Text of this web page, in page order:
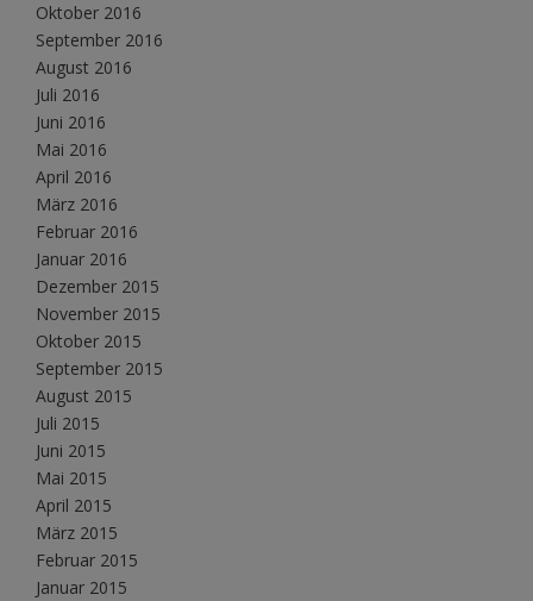
Oktober 2016
September 2016
August 2016
Juli 2016
Juni 2016
Mai 2016
April 2016
März 2016
Februar 2016
Januar 2016
Dezember 2015
November 2015
Oktober 2015
September 2015
August 2015
Juli 2015
Juni 2015
Mai 2015
April 2015
März 2015
Februar 2015
Januar 2015